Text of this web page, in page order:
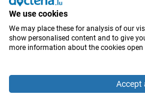
We use cookies
We may place these for analysis of our
show personalised content and to give
more information about the cookies
Accept